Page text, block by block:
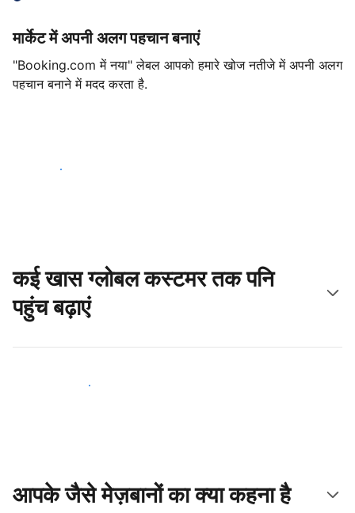
मार्केट में अपनी अलग पहचान बनाएं
"Booking.com में नया" लेबल आपको हमारे खोज नतीजे में अपनी अलग
पहचान बनाने में मदद करता है.
आज ही शुरू करें
कई खास ग्लोबल कस्टमर तक पनि
पहुंच बढ़ाएं
आज ही नए मेहमानों तक पहुंचें
आपके जैसे मेज़बानों का क्या कहना है